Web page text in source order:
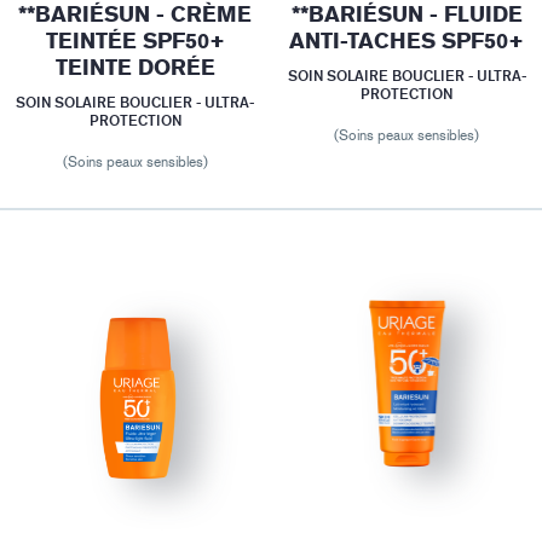
**BARIÉSUN - CRÈME
TEINTÉE SPF50+
TEINTE DORÉE
SOIN SOLAIRE BOUCLIER - ULTRA-
PROTECTION
(Soins peaux sensibles)
**BARIÉSUN - FLUIDE
ANTI-TACHES SPF50+
SOIN SOLAIRE BOUCLIER - ULTRA-
PROTECTION
(Soins peaux sensibles)